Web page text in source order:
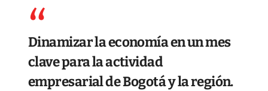
Dinamizar la economía en un mes
clave para la actividad
empresarial de Bogotá y la región.